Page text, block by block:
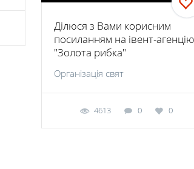
Ділюся з Вами корисним
посиланням на івент-агенцію
"Золота рибка"
Організація свят
4613 0 0